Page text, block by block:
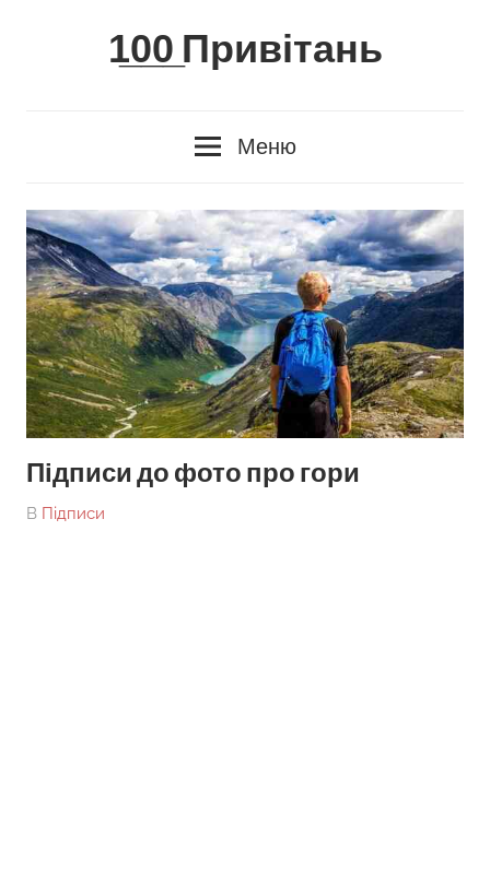
1̲0̲0̲ Привітань
Меню
Підписи до фото про гори
On
By
В Підписи